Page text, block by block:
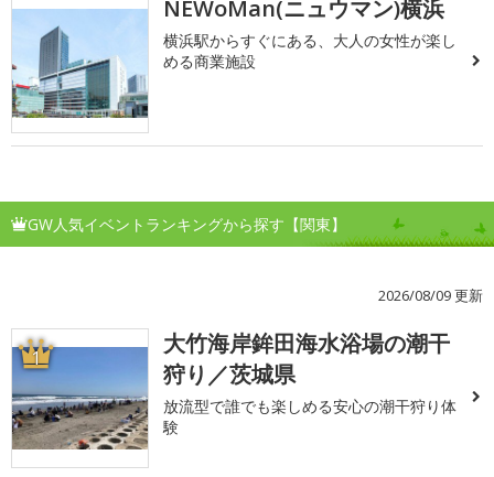
NEWoMan(ニュウマン)横浜
横浜駅からすぐにある、大人の女性が楽し
める商業施設
GW人気イベントランキングから探す【関東】
2026/08/09 更新
1
大竹海岸鉾田海水浴場の潮干
狩り／茨城県
放流型で誰でも楽しめる安心の潮干狩り体
験